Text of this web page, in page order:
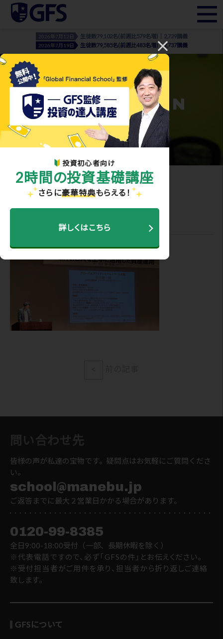
2026年7月12日 生徒数79,102名(前週比579名増)｜2,729講義
2026年7月19日 生徒数79,585名(前週比483名増)｜2,737講義
投資初心者向け
2時間の投資基礎講座
さらに豪華特典もらえる！
詳しくはこちら
INFORMATION
- お知らせ・メディア実績 -
ホーム>お知らせ・メディア実績> IMG_1841
2023.11.10
皆様の声が私達の宝物です。疑問点はお気軽にご質問くださ
い。
school@manebu.jp
ご返答までに最大２営業日かかる場合があります。
0120-99-8385
全日9:00-18:00受付（一部、長期休暇を除く）
※代表電話ですので、必ず「GFSの件」とお伝えください。
※受付担当者がご用件を承り、担当者から折り返しご連絡
致します。
GFSについて